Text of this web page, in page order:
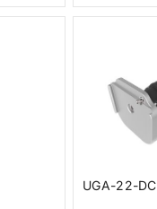
UGA-22-DC